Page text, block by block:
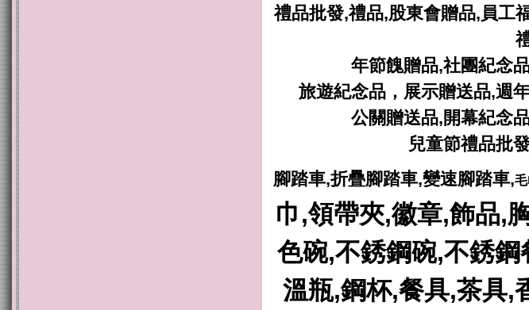
禮品批發,禮品,股東會贈品,員工
年節餽贈品,社團紀念
旅遊紀念品，展示贈送品,週
公關贈送品,開幕紀念
兒童節禮品批
腳踏車,折疊腳踏車,變速腳踏車,
巾,領帶夾,徽章,飾品,
色碗,不銹鋼碗,不銹
溫瓶,鋼杯,餐具,茶具,